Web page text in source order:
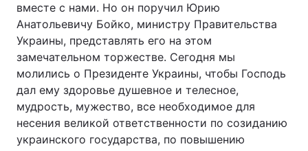
вместе с нами. Но он поручил Юрию
Анатольевичу Бойко, министру Правительства
Украины, представлять его на этом
замечательном торжестве. Сегодня мы
молились о Президенте Украины, чтобы Господь
дал ему здоровье душевное и телесное,
мудрость, мужество, все необходимое для
несения великой ответственности по созиданию
украинского государства, по повышению